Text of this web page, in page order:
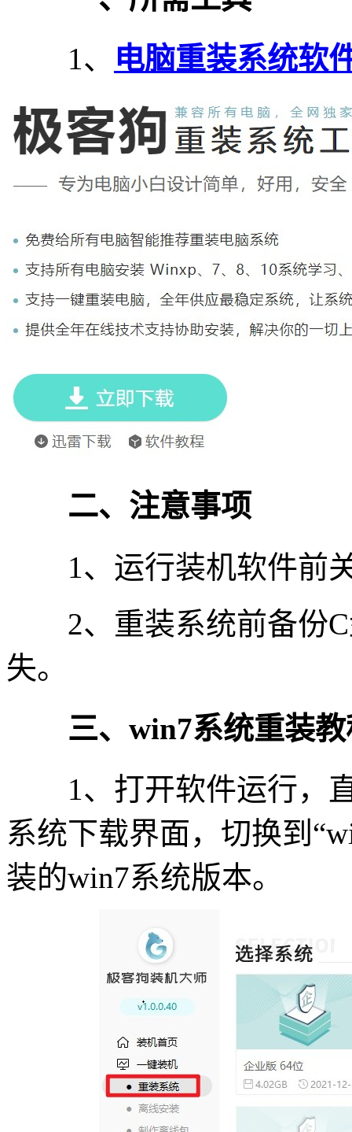
1、
电脑重装系统软
二、注意事项
1、运行装机软件前关
2、重装系统前备份C
失。
三、win7系统重装教
1、打开软件运行，直
系统下载界面，切换到
装的win7系统版本。